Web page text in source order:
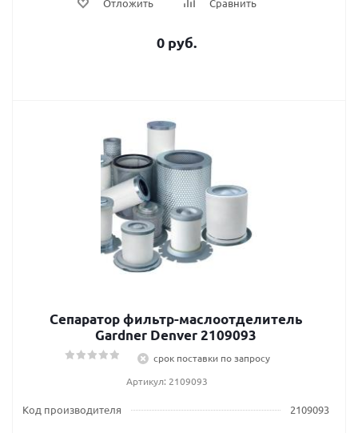
Отложить Сравнить
0 руб.
Сепаратор фильтр-маслоотделитель
Gardner Denver 2109093
срок поставки по запросу
Артикул: 2109093
Код производителя 2109093